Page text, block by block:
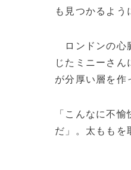
も見つかるよう
ロンドンの心
じたミニーさ
が分厚い層を作
「こんなに不
だ」。太ももを